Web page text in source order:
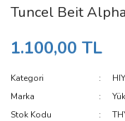
Tuncel Beit
1.100,00 TL
Kategori
Marka
Stok Kodu